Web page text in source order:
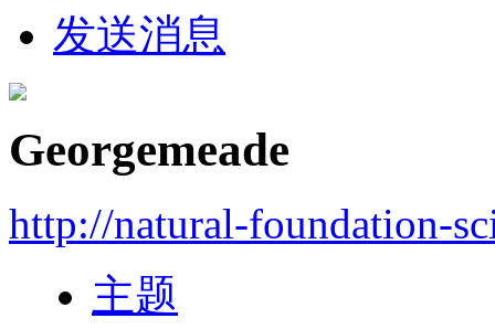
发送消息
Georgemeade
http://natural-foundation-
主题